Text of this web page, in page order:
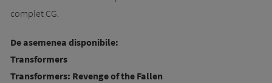
complet CG.
De asemenea disponibile:
Transformers
Transformers: Revenge of the Fallen